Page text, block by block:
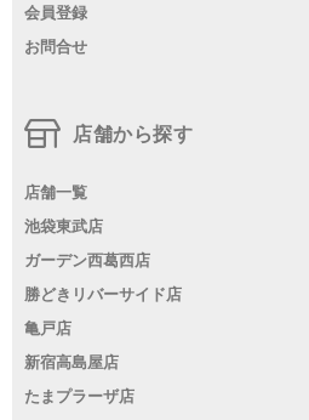
会員登録
お問合せ
店舗から探す
店舗一覧
池袋東武店
ガーデン西葛西店
勝どきリバーサイド店
亀戸店
新宿高島屋店
たまプラーザ店